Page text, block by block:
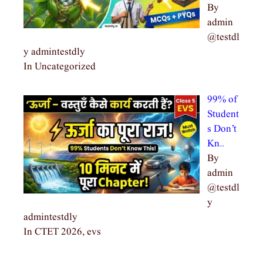
By
admin
@testdl
y admintestdly
In Uncategorized
99% of
Student
s Don’t
Kn…
By
admin
@testdl
y
admintestdly
In CTET 2026, evs